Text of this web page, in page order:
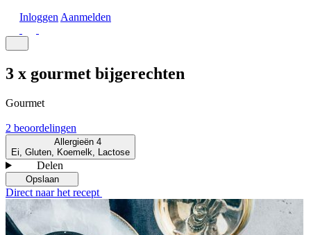
Inloggen Aanmelden
3 x gourmet bijgerechten
Gourmet
2 beoordelingen
Allergieën 4
Ei, Gluten, Koemelk, Lactose
Delen
Opslaan
Direct naar het recept